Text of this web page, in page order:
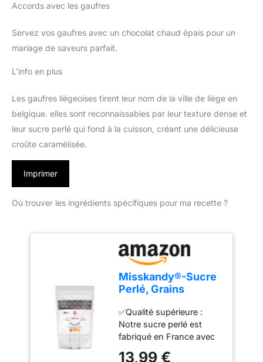
Accords avec les gaufres
Servez vos gaufres avec un chocolat chaud épais pour un
mariage de saveurs parfait.
L’info en plus
Les gaufres liégeoises tirent leur nom de la ville de liège en
belgique. elles sont reconnaissables par leur texture dense et
leur sucre perlé qui fond à la cuisson, créant une délicieuse
croûte caramélisée.
Imprimer
Où trouver les ingrédients spécifiques pour ma recette ?
Misskandy®-Sucre
Perlé, Grains
Idéal pour Gaufres
Liégeoise, gaufres,
Brioches,
Chouquette/Casson
✅Qualité supérieure :
Notre sucre perlé est
fabriqué en France avec
13,99 €